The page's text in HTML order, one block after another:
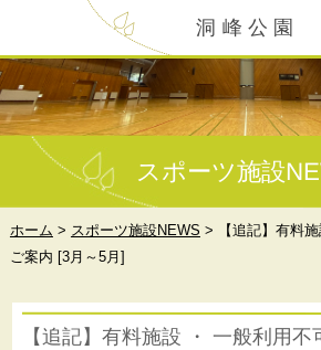
洞峰公園
スポーツ施設
ホーム > スポーツ施設NEWS >
【追記】有料
ご案内 [3月～5月]
【追記】有料施設 ・ 一般利用不